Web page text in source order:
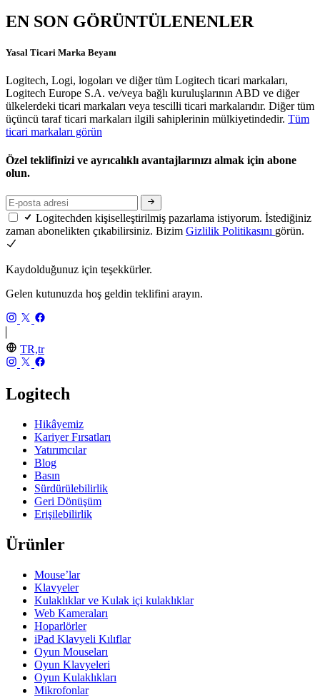
EN SON GÖRÜNTÜLENENLER
Yasal Ticari Marka Beyanı
Logitech, Logi, logoları ve diğer tüm Logitech ticari markaları,
Logitech Europe S.A. ve/veya bağlı kuruluşlarının ABD ve diğer
ülkelerdeki ticari markaları veya tescilli ticari markalarıdır. Diğer tüm
üçüncü taraf ticari markaları ilgili sahiplerinin mülkiyetindedir. Tüm
ticari markaları görün
Özel teklifinizi ve ayrıcalıklı avantajlarınızı almak için abone
olun.
Logitechden kişiselleştirilmiş pazarlama istiyorum. İstediğiniz
zaman abonelikten çıkabilirsiniz. Bizim Gizlilik Politikasını görün.
Kaydolduğunuz için teşekkürler.
Gelen kutunuzda hoş geldin teklifini arayın.
TR,tr
Logitech
Hikâyemiz
Kariyer Fırsatları
Yatırımcılar
Blog
Basın
Sürdürülebilirlik
Geri Dönüşüm
Erişilebilirlik
Ürünler
Mouse’lar
Klavyeler
Kulaklıklar ve Kulak içi kulaklıklar
Web Kameraları
Hoparlörler
iPad Klavyeli Kılıflar
Oyun Mouseları
Oyun Klavyeleri
Oyun Kulaklıkları
Mikrofonlar